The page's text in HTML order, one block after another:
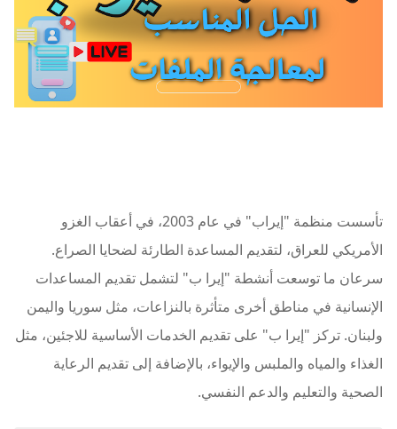
تأسست منظمة "إيراب" في عام 2003، في أعقاب الغزو
الأمريكي للعراق، لتقديم المساعدة الطارئة لضحايا الصراع.
سرعان ما توسعت أنشطة "إيرا ب" لتشمل تقديم المساعدات
الإنسانية في مناطق أخرى متأثرة بالنزاعات، مثل سوريا واليمن
ولبنان. تركز "إيرا ب" على تقديم الخدمات الأساسية للاجئين، مثل
الغذاء والمياه والملبس والإيواء، بالإضافة إلى تقديم الرعاية
الصحية والتعليم والدعم النفسي.